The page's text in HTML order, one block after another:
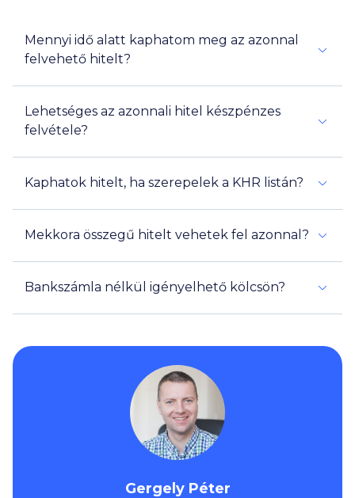
Mennyi idő alatt kaphatom meg az azonnal
felvehető hitelt?
Lehetséges az azonnali hitel készpénzes
felvétele?
Kaphatok hitelt, ha szerepelek a KHR listán?
Mekkora összegű hitelt vehetek fel azonnal?
Bankszámla nélkül igényelhető kölcsön?
Gergely Péter